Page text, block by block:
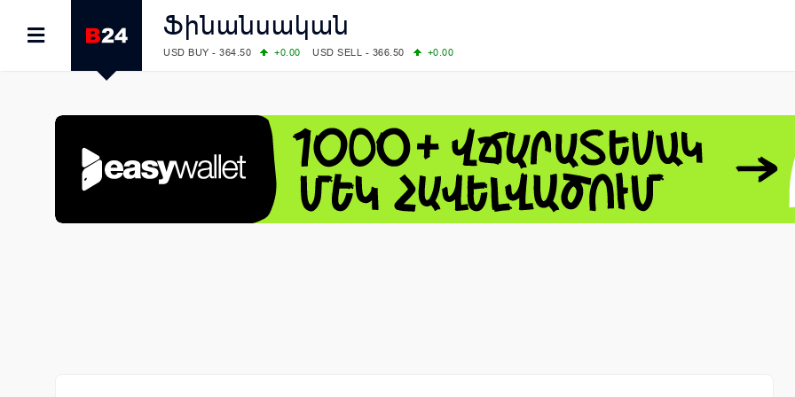
Ֆինանսական
USD BUY - 364.50 +0.00 USD SELL - 366.50
+0.00
COMEX: PLATINUM - 1749.90
LME: ALUMINIUM - 3184.00
-0.27 COPPER - 13791.00
-0.12
LME: NICKEL - 17249.00
+0.09 TIN - 55268.00
+2.50
LME: LEAD - 1877.50
-1.00 ZINC - 3643.00
+1.43
FOREX: USD/JPY - 158.37
+0.44 EUR/GBP - 1.1521
-0.23
FOREX: EUR/USD - 1.1521
-0.23 GBP/USD - 1.3448
-0.08